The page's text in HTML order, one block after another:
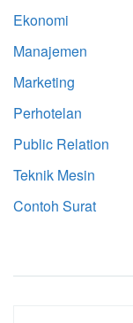
Ekonomi
Manajemen
Marketing
Perhotelan
Public Relation
Teknik Mesin
Contoh Surat